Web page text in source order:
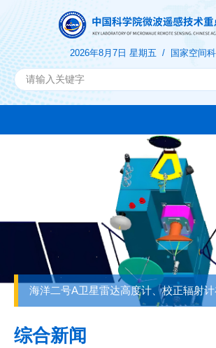
2026年8月7日 星期五 / 国家空间
综合新闻